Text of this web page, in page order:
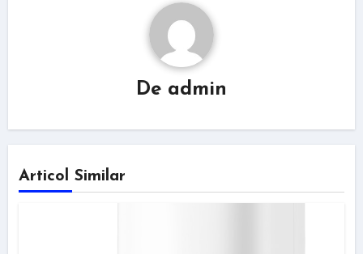
De admin
Articol Similar